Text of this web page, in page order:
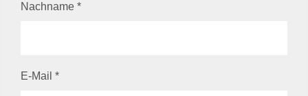
Nachname *
E-Mail *